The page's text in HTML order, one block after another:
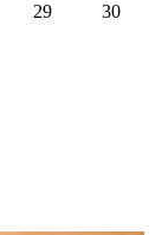
29 30